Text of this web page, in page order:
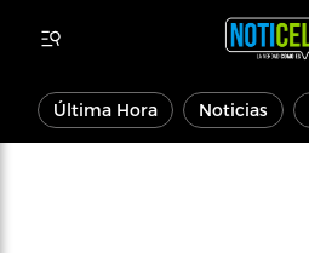
Última Hora Noticias